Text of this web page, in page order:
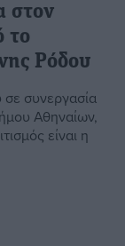
στον
το
Ρόδου
συνεργασία
Αθηναίων,
είναι η